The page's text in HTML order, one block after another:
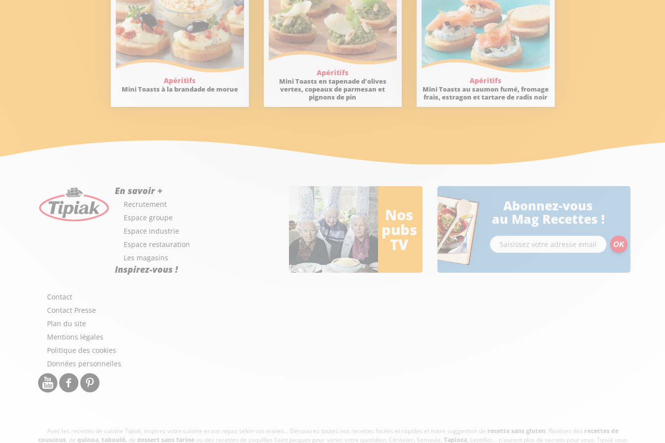
Apéritifs
Mini Toasts à la brandade de morue
Apéritifs
Mini Toasts en tapenade d'olives
vertes, copeaux de parmesan et
pignons de pin
Apéritifs
Mini Toasts au saumon fumé, fromage
frais, estragon et tartare de radis noir
En savoir +
Recrutement
Espace groupe
Espace industrie
Espace restauration
Les magasins
Inspirez-vous !
Contact
Contact Presse
Plan du site
Mentions légales
Politique des cookies
Données personnelles
Nos
pubs
TV
Abonnez-vous
au Mag Recettes !
Avec les recettes de cuisine Tipiak, inspirez votre cuisine et vos repas selon vos envies... Découvrez toutes nos recettes faciles et rapides et notre suggestion de recette sans gluten. Réalisez des recettes de
couscous, de quinoa, taboulé, de dessert sans farine ou des recettes de coquilles Saint Jacques pour varier votre quotidien. Céréales, Semoule, Tapioca, Lentilles... n'auront plus de secrets pour vous. Tipiak vous